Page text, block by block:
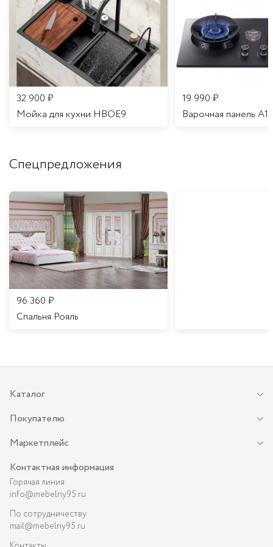
32 900 ₽
Мойка для кухни HBOE9
19 990 ₽
Варочная панель A16
Спецпредложения
96 360 ₽
Спальня Рояль
Каталог
Покупателю
Маркетплейс
Контактная информация
Горячая линия
info@mebelny95.ru
По сотрудничеству
mail@mebelny95.ru